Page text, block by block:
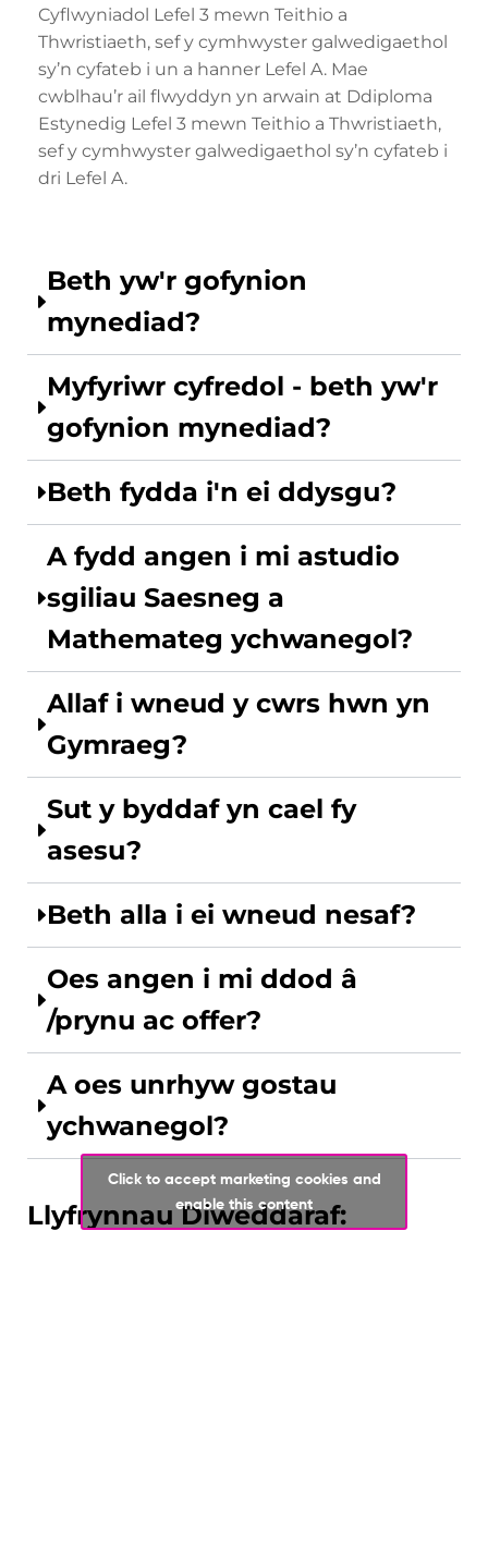
Cyflwyniadol Lefel 3 mewn Teithio a
Thwristiaeth, sef y cymhwyster galwedigaethol
sy’n cyfateb i un a hanner Lefel A. Mae
cwblhau’r ail flwyddyn yn arwain at Ddiploma
Estynedig Lefel 3 mewn Teithio a Thwristiaeth,
sef y cymhwyster galwedigaethol sy’n cyfateb i
dri Lefel A.
Beth yw'r gofynion
mynediad?
Myfyriwr cyfredol - beth yw'r
gofynion mynediad?
Beth fydda i'n ei ddysgu?
A fydd angen i mi astudio
sgiliau Saesneg a
Mathemateg ychwanegol?
Allaf i wneud y cwrs hwn yn
Gymraeg?
Sut y byddaf yn cael fy
asesu?
Beth alla i ei wneud nesaf?
Oes angen i mi ddod â
/prynu ac offer?
A oes unrhyw gostau
ychwanegol?
Click to accept marketing cookies and
enable this content
Llyfrynnau Diweddaraf: